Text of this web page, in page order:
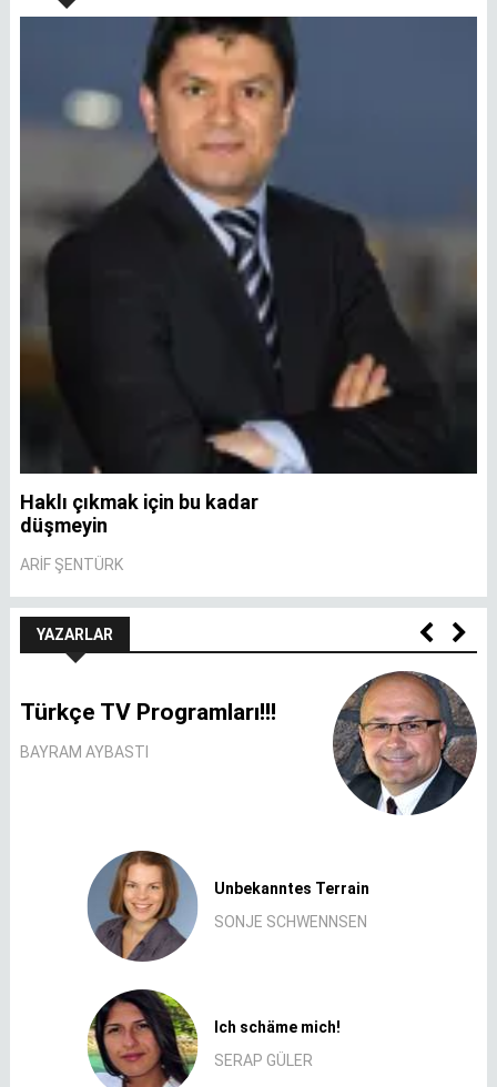
Haklı çıkmak için bu kadar
düşmeyin
ARIF ŞENTÜRK
YAZARLAR
Türkçe TV Programları!!!
BAYRAM AYBASTI
Unbekanntes Terrain
SONJE SCHWENNSEN
Ich schäme mich!
SERAP GÜLER